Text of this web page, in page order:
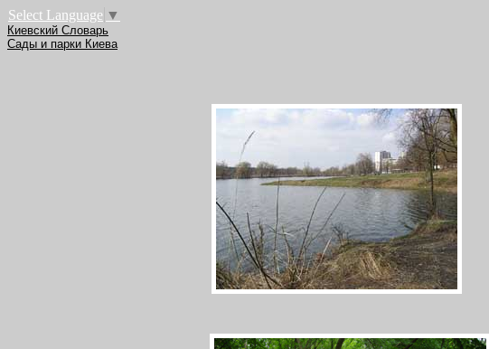
Select Language ▼
Киевский Словарь
Сады и парки Киева